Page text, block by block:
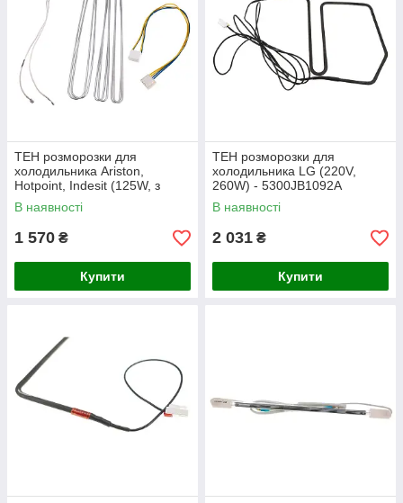
ТЕН розморозки для
холодильника Ariston,
Hotpoint, Indesit (125W, з
термозапобіжником) -
C00266867
В наявності
1 570 ₴
Купити
ТЕН розморозки для
холодильника LG (220V,
260W) - 5300JB1092A
В наявності
2 031 ₴
Купити